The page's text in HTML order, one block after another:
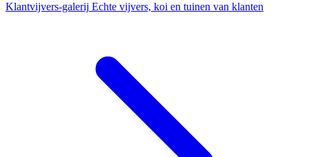
Klantvijvers-galerij Echte vijvers, koi en tuinen van klanten